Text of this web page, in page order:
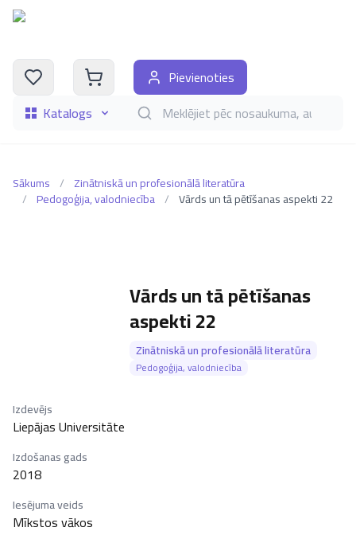
Katalogs Meklēt grāmatas pēc nosaukuma, autora,
Pievienoties
Sākums / Zinātniskā un profesionālā literatūra
/ Pedogoģija, valodniecība / Vārds un tā pētīšanas aspekti 22
Vārds un tā pētīšanas
aspekti 22
Zinātniskā un profesionālā literatūra
Pedogoģija, valodniecība
Izdevējs
Liepājas Universitāte
Izdošanas gads
2018
Iesējuma veids
Mīkstos vākos